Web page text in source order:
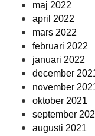
maj 2022
april 2022
mars 2022
februari 2022
januari 2022
december
november
oktober 2021
september
augusti 2021